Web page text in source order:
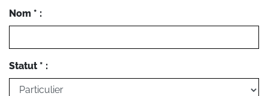
Nom * :
Statut * :